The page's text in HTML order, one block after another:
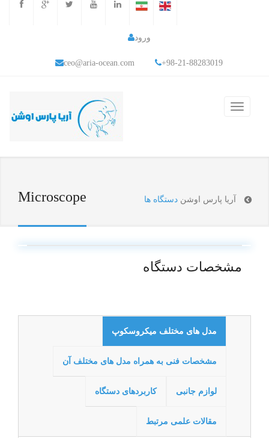
ورود
ceo@aria-ocean.com +98-21-88283019
Microscope دستگاه ها آریا پارس اوشن
مشخصات دستگاه
مدل های مختلف میکروسکوپ
مشخصات فنی به همراه مدل های مختلف آن
لوازم جانبی کاربردهای دستگاه
مقالات علمی مرتبط